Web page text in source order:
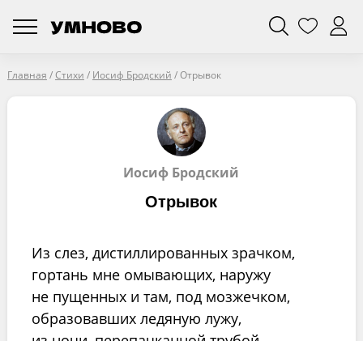
Главная /Стихи / Иосиф Бродский /Отрывок
Иосиф Бродский
Отрывок
Из слез, дистиллированных зрачком,
гортань мне омывающих, наружу
не пущенных и там, под мозжечком,
образовавших ледяную лужу,